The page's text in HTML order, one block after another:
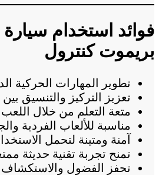
فوائد استخدام
بريموت كنترول
تطوير المهارات الحركية
تعزيز التركيز والتنسيق بين
متعة التعلم من خلال
مناسبة للألعاب الفردية
آمنة ومتينة لتحمل
تمنح تجربة تقنية حديثة
تحفز الفضول والاستكشاف